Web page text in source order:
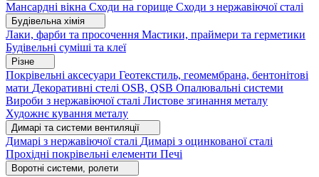
Мансардні вікна Сходи на горище Сходи з нержавіючої сталі
Будівельна хімія
Лаки, фарби та просочення Мастики, праймери та герметики
Будівельні суміші та клеї
Різне
Покрівельні аксесуари Геотекстиль, геомембрана, бентонітові
мати Декоративні стелі OSB, QSB Опалювальні системи
Вироби з нержавіючої сталі Листове згинання металу
Художнє кування металу
Димарі та системи вентиляції
Димарі з нержавіючої сталі Димарі з оцинкованої сталі
Прохідні покрівельні елементи Печі
Воротні системи, ролети